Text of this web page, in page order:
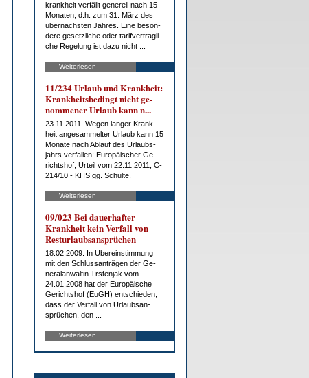
krank­heit ver­fällt ge­ne­rell nach 15
Mo­na­ten, d.h. zum 31. März des
über­nächs­ten Jah­res. Ei­ne be­son­
de­re ge­setz­li­che oder ta­rif­ver­trag­li­
che Re­ge­lung ist da­zu nicht ...
Weiterlesen
11/234 Ur­laub und Krank­heit:
Krank­heits­be­dingt nicht ge­
nom­me­ner Ur­laub kann n...
23.11.2011. We­gen lan­ger Krank­
heit an­ge­sam­mel­ter Ur­laub kann 15
Mo­na­te nach Ab­lauf des Ur­laubs­
jahrs ver­fal­len: Eu­ro­päi­scher Ge­
richts­hof, Ur­teil vom 22.11.2011, C-
214/10 - KHS gg. Schul­te.
Weiterlesen
09/023 Bei dau­er­haf­ter
Krank­heit kein Ver­fall von
Rest­ur­laubs­an­sprü­chen
18.02.2009. In Über­ein­stim­mung
mit den Schluss­an­trä­gen der Ge­
ne­ral­an­wäl­tin Trs­ten­jak vom
24.01.2008 hat der Eu­ro­päi­sche
Ge­richts­hof (EuGH) ent­schie­den,
dass der Ver­fall von Ur­laubs­an­
sprü­chen, den ...
Weiterlesen